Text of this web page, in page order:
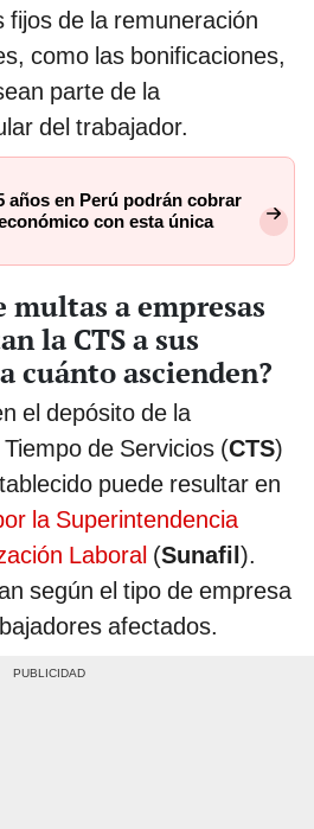
de la remuneración
como las bonificaciones,
parte de la
del trabajador.
años en Perú podrán cobrar
con esta única
a empresas
la CTS a sus
cuánto ascienden?
el depósito de la
de Servicios (CTS)
puede resultar en
la Superintendencia
Laboral (Sunafil).
según el tipo de empresa
afectados.